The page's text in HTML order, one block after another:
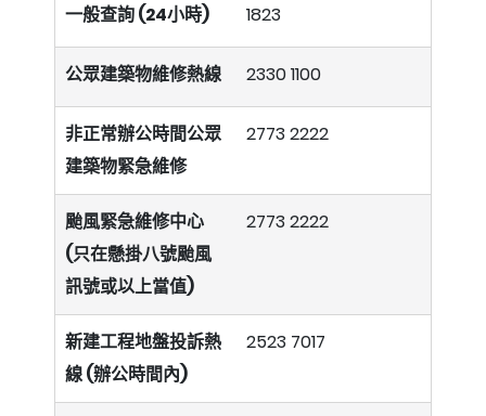
一般查詢 (24小時) 1823
公眾建築物維修熱線 2330 1100
非正常辦公時間公眾
建築物緊急維修
2773 2222
颱風緊急維修中心
(只在懸掛八號颱風
訊號或以上當值)
2773 2222
新建工程地盤投訴熱
線 (辦公時間內)
2523 7017